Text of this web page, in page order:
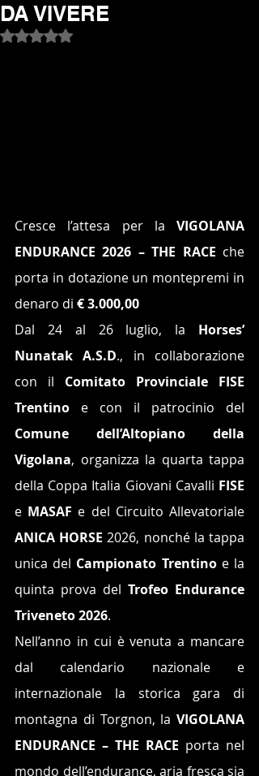
DA VIVERE
Valutazione NaN stelle su 5.
Cresce l’attesa per la VIGOLANA
ENDURANCE 2026 – THE RACE che
porta in dotazione un montepremi in
denaro di € 3.000,00
Dal 24 al 26 luglio, la Horses’
Nunatak A.S.D., in collaborazione
con il Comitato Provinciale FISE
Trentino
Comune dell’Altopiano della
Vigolana, organizza la quarta tappa
della Coppa Italia Giovani Cavalli FISE
e MASAF
ANICA HORSE 2026, nonché la tappa
unica del Campionato Trentino e la
quinta prova del Trofeo Endurance
Triveneto 2026.
Nell’anno in cui è venuta a mancare
dal calendario nazionale e
internazionale la storica gara di
montagna di Torgnon, la VIGOLANA
ENDURANCE – THE RACE porta nel
mondo dell’endurance, aria fresca sia